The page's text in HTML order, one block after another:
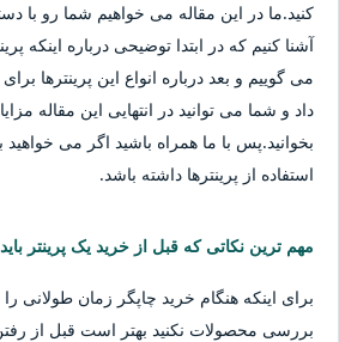
کنید.ما در این مقاله می خواهیم شما رو با
آشنا کنیم که در ابتدا توضیحی درباره اینکه
می گوییم و بعد درباره انواع این پرینترها
داد و شما می توانید در انتهایی این مقاله
بخوانید.پس با ما همراه باشید اگر می خواهید
استفاده از پرینترها داشته باشد.
مهم ترین نکاتی که قبل از خرید یک پرینتر
برای اینکه هنگام خرید چاپگر زمان طولانی
بررسی محصولات نکنید بهتر است قبل از